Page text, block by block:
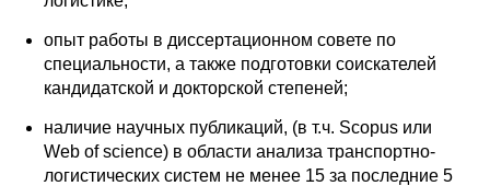
Редакционная этика
Информация для авторов
Общие требования
опыт работы в диссертационном совете по
специальности, а также подготовки соискателей
кандидатской и докторской степеней;
наличие научных публикаций, (в т.ч. Scopus или
Web of science) в области анализа транспортно-
логистических систем не менее 15 за последние 5